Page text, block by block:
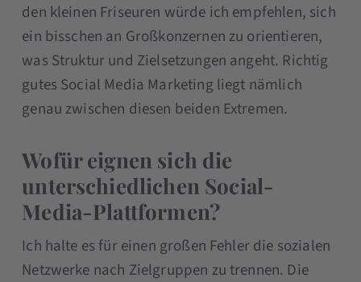
den kleinen Friseuren würde ich empfehlen, sich
ein bisschen an Großkonzernen zu orientieren,
was Struktur und Zielsetzungen angeht. Richtig
gutes Social Media Marketing liegt nämlich
genau zwischen diesen beiden Extremen.
Wofür eignen sich die
unterschiedlichen Social-
Media-Plattformen?
Ich halte es für einen großen Fehler die sozialen
Netzwerke nach Zielgruppen zu trennen. Die